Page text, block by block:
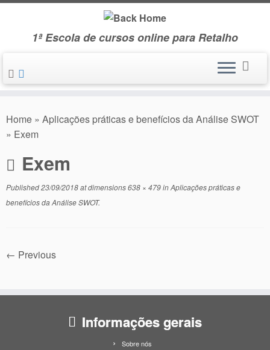
Skip
1ª Escola de cursos online para Retalho
Home » Aplicações práticas e benefícios da Análise SWOT
» Exem
Exem
Published23/09/2018at dimensions638 × 479inAplicações práticas e
benefícios da Análise SWOT.
← Previous
Informações gerais
Sobre nós